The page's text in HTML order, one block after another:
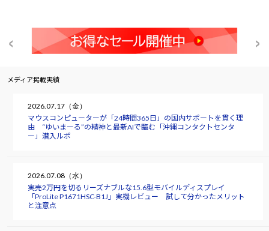
メディア掲載実績
2026.07.17（金）
マウスコンピューターが「24時間365日」の国内サポートを貫く理
由 “ゆいまーる”の精神と最新AIで臨む「沖縄コンタクトセンタ
ー」潜入ルポ
2026.07.08（水）
実売2万円を切るリーズナブルな15.6型モバイルディスプレイ
「ProLite P1671HSC-B1J」実機レビュー 試して分かったメリット
と注意点